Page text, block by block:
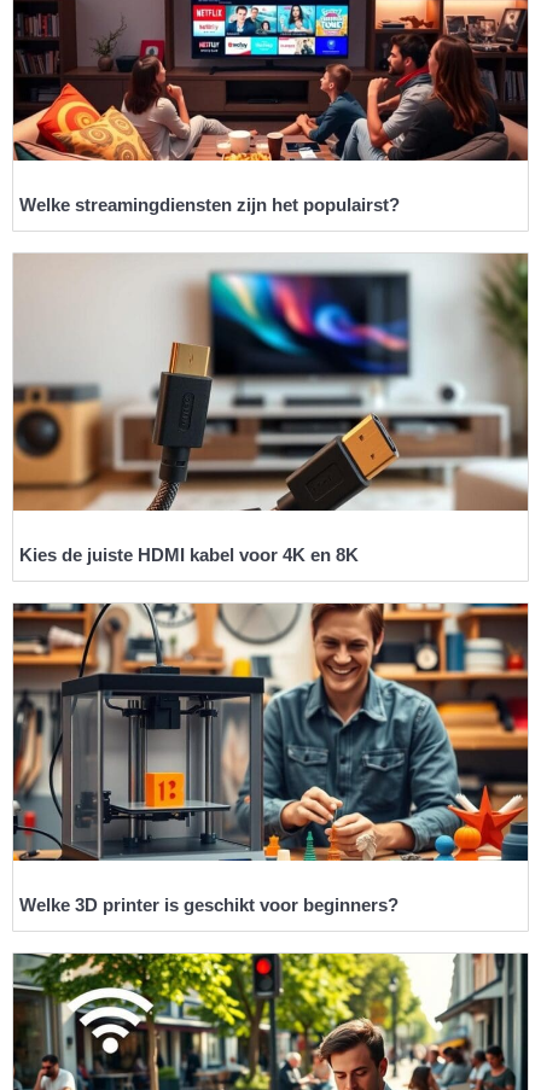
Welke streamingdiensten zijn het populairst?
Kies de juiste HDMI kabel voor 4K en 8K
Welke 3D printer is geschikt voor beginners?